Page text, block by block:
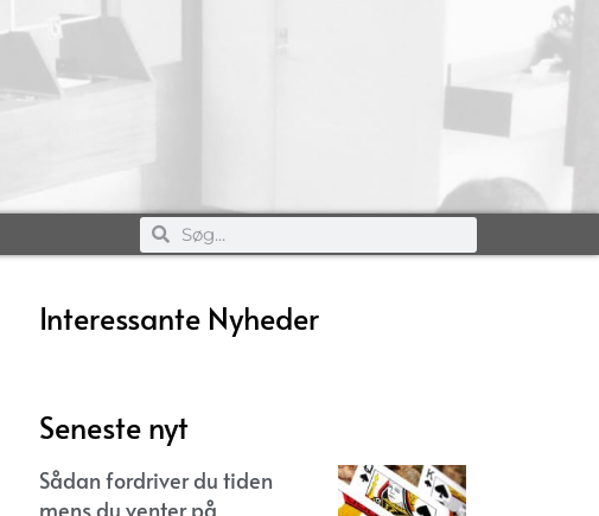
Interessante Nyheder
Seneste nyt
Sådan fordriver du tiden
mens du venter på